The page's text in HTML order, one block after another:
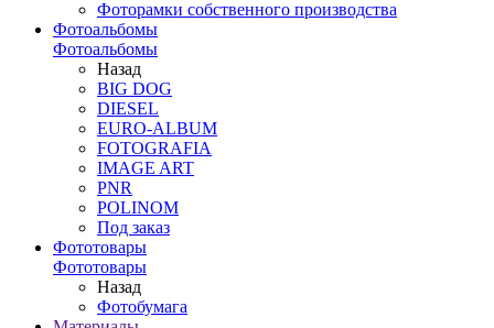
Фоторамки собственного производства
Фотоальбомы
Фотоальбомы
Назад
BIG DOG
DIESEL
EURO-ALBUM
FOTOGRAFIA
IMAGE ART
PNR
POLINOM
Под заказ
Фототовары
Фототовары
Назад
Фотобумага